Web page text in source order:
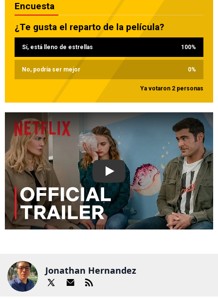
Encuesta
¿Te gusta el reparto de la película?
Sí, está lleno de estrellas 100%
No, podría ser mejor 0%
Ya votaron 2 personas
Play
Jonathan Hernandez